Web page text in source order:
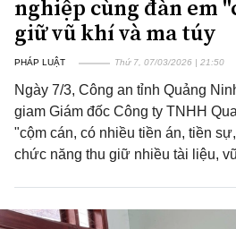
nghiệp cùng đàn em
giữ vũ khí và ma túy
PHÁP LUẬT Thứ 7, 07/03/2026 | 21:50
Ngày 7/3, Công an tỉnh Quảng
giam Giám đốc Công ty TNHH
"cộm cán, có nhiều tiền án, tiền
chức năng thu giữ nhiều tài liệu,